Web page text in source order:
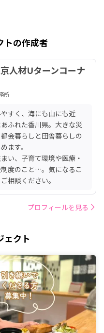
トの作成者
人材Uターンコーナ
所
すく、海にも山にも近
ふれた香川県。大きな災
会暮らしと田舎暮らしの
ます。
い、子育て環境や医療・
度のこと…。気になるこ
相談ください。
プロフィールを見る
ェクト